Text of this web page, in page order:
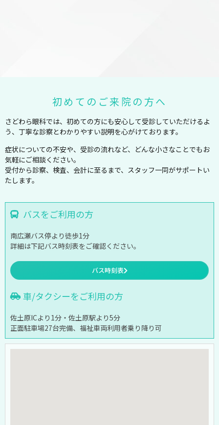
初めてのご来院の方へ
さどわら眼科では、初めての方にも安心して受診していただけるよ
う、丁寧な診察とわかりやすい説明を心がけております。
症状についての不安や、受診の流れなど、どんな小さなことでもお
気軽にご相談ください。
受付から診察、検査、会計に至るまで、スタッフ一同がサポートい
たします。
バスをご利用の方
南広瀬バス停より徒歩1分
詳細は下記バス時刻表をご確認ください。
バス時刻表
車/タクシーをご利用の方
佐土原ICより1分・佐土原駅より5分
正面駐車場27台完備、福祉車両利用者乗り降り可